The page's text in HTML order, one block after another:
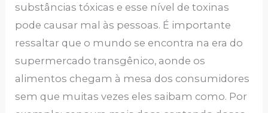
substâncias tóxicas e esse nível de toxinas
pode causar mal às pessoas. É importante
ressaltar que o mundo se encontra na era do
supermercado transgênico, aonde os
alimentos chegam à mesa dos consumidores
sem que muitas vezes eles saibam como. Por